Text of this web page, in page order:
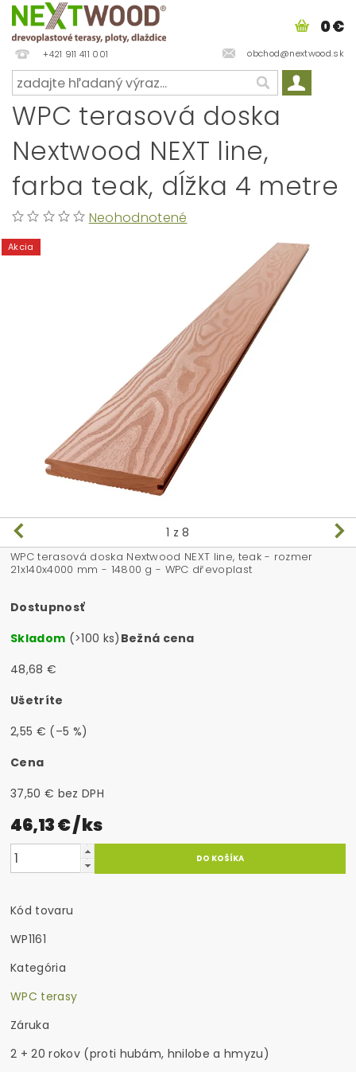
+421 911 411 001 obchod@nextwood.sk
0 €
WPC terasová doska
Nextwood NEXT line,
farba teak, dĺžka 4 metre
Neohodnotené
Akcia
1 z 8
WPC terasová doska Nextwood NEXT line, teak - rozmer
21x140x4000 mm - 14800 g - WPC dřevoplast
Dostupnosť
Skladom (>100 ks) Bežná cena
48,68 €
Ušetríte
2,55 € (–5 %)
Cena
37,50 € bez DPH
46,13 €/ ks
Kód tovaru
WP1161
Kategória
WPC terasy
Záruka
2 + 20 rokov (proti hubám, hnilobe a hmyzu)